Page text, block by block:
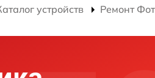
устройств Ремонт